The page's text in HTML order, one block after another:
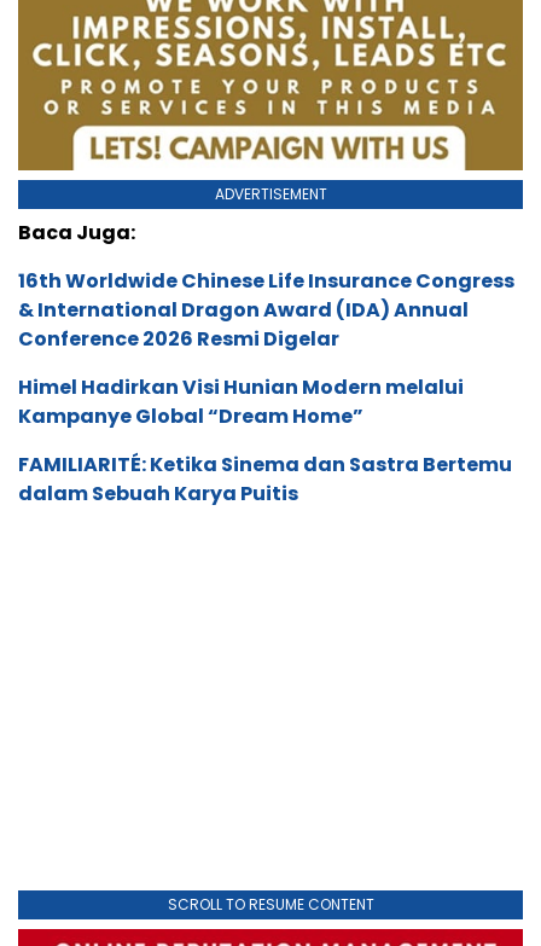
ADVERTISEMENT
Baca Juga:
16th Worldwide Chinese Life Insurance Congress
& International Dragon Award (IDA) Annual
Conference 2026 Resmi Digelar
Himel Hadirkan Visi Hunian Modern melalui
Kampanye Global “Dream Home”
FAMILIARITÉ: Ketika Sinema dan Sastra Bertemu
dalam Sebuah Karya Puitis
SCROLL TO RESUME CONTENT